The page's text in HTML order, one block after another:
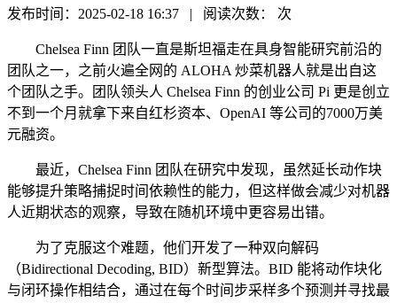
发布时间：2025-02-18 16:37 | 阅读次数： 次
Chelsea Finn 团队一直是斯坦福走在具身智能研究前沿的
团队之一，之前火遍全网的 ALOHA 炒菜机器人就是出自这
个团队之手。团队领头人 Chelsea Finn 的创业公司 Pi 更是创立
不到一个月就拿下来自红杉资本、OpenAI 等公司的7000万美
元融资。
最近，Chelsea Finn 团队在研究中发现，虽然延长动作块
能够提升策略捕捉时间依赖性的能力，但这样做会减少对机器
人近期状态的观察，导致在随机环境中更容易出错。
为了克服这个难题，他们开发了一种双向解码
（Bidirectional Decoding, BID）新型算法。BID 能将动作块化
与闭环操作相结合，通过在每个时间步采样多个预测并寻找最